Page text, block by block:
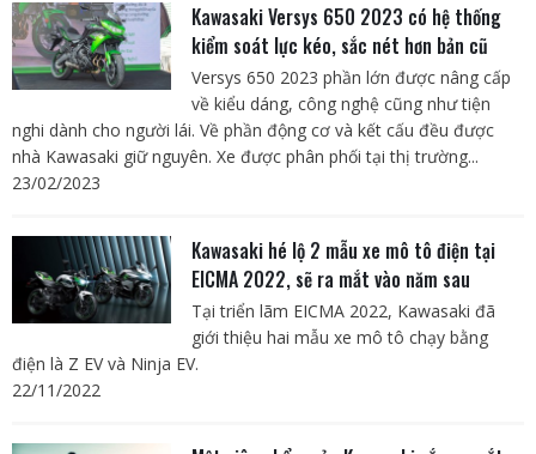
Kawasaki Versys 650 2023 có hệ thống
kiểm soát lực kéo, sắc nét hơn bản cũ
Versys 650 2023 phần lớn được nâng cấp
về kiểu dáng, công nghệ cũng như tiện
nghi dành cho người lái. Về phần động cơ và kết cấu đều được
nhà Kawasaki giữ nguyên. Xe được phân phối tại thị trường...
23/02/2023
Kawasaki hé lộ 2 mẫu xe mô tô điện tại
EICMA 2022, sẽ ra mắt vào năm sau
Tại triển lãm EICMA 2022, Kawasaki đã
giới thiệu hai mẫu xe mô tô chạy bằng
điện là Z EV và Ninja EV.
22/11/2022